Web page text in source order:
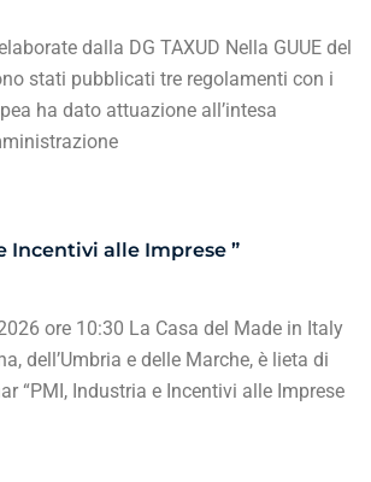
dalla DG TAXUD Nella GUUE del
stati pubblicati tre regolamenti con i
ha dato attuazione all’intesa
Incentivi alle Imprese ”
ore 10:30 La Casa del Made in Italy
dell’Umbria e delle Marche, è lieta di
“PMI, Industria e Incentivi alle Imprese